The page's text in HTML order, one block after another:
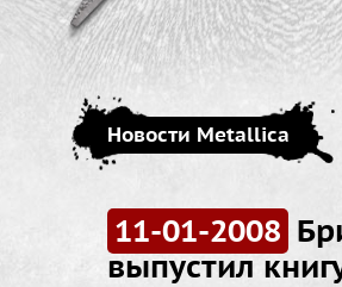
Новости Metallica
11-01-2008
выпустил